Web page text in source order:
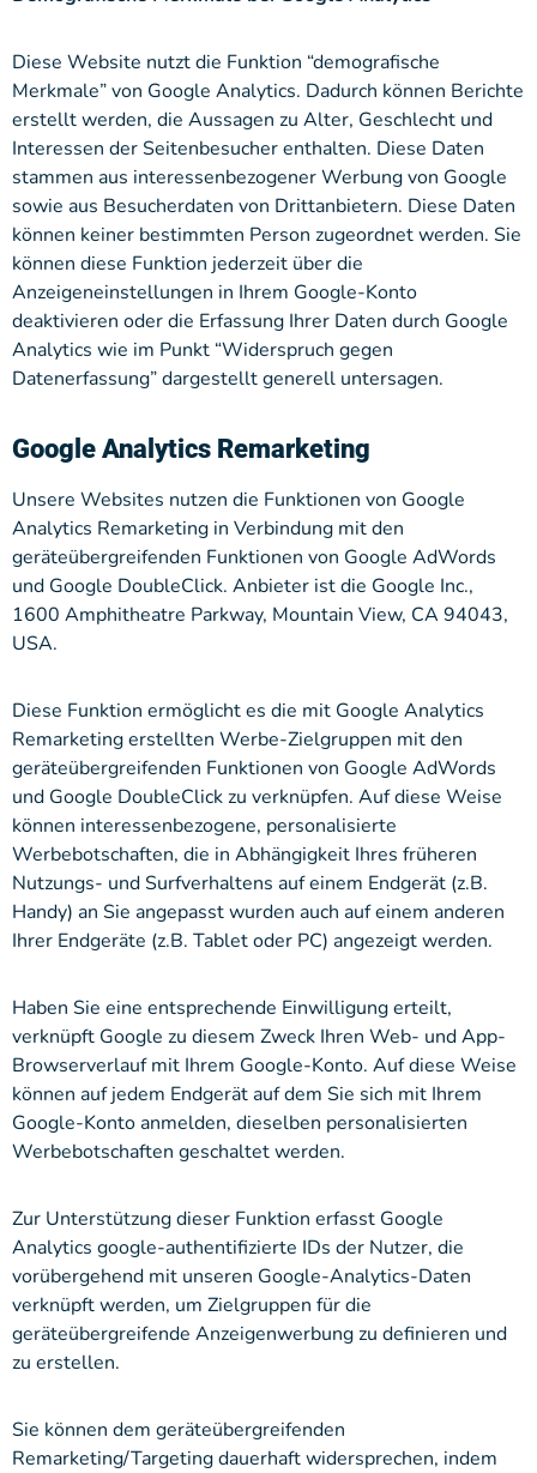
Diese Website nutzt die Funktion “demografische
Merkmale” von Google Analytics. Dadurch können Berichte
erstellt werden, die Aussagen zu Alter, Geschlecht und
Interessen der Seitenbesucher enthalten. Diese Daten
stammen aus interessenbezogener Werbung von Google
sowie aus Besucherdaten von Drittanbietern. Diese Daten
können keiner bestimmten Person zugeordnet werden. Sie
können diese Funktion jederzeit über die
Anzeigeneinstellungen in Ihrem Google-Konto
deaktivieren oder die Erfassung Ihrer Daten durch Google
Analytics wie im Punkt “Widerspruch gegen
Datenerfassung” dargestellt generell untersagen.
Google Analytics Remarketing
Unsere Websites nutzen die Funktionen von Google
Analytics Remarketing in Verbindung mit den
geräteübergreifenden Funktionen von Google AdWords
und Google DoubleClick. Anbieter ist die Google Inc.,
1600 Amphitheatre Parkway, Mountain View, CA 94043,
USA.
Diese Funktion ermöglicht es die mit Google Analytics
Remarketing erstellten Werbe-Zielgruppen mit den
geräteübergreifenden Funktionen von Google AdWords
und Google DoubleClick zu verknüpfen. Auf diese Weise
können interessenbezogene, personalisierte
Werbebotschaften, die in Abhängigkeit Ihres früheren
Nutzungs- und Surfverhaltens auf einem Endgerät (z.B.
Handy) an Sie angepasst wurden auch auf einem anderen
Ihrer Endgeräte (z.B. Tablet oder PC) angezeigt werden.
Haben Sie eine entsprechende Einwilligung erteilt,
verknüpft Google zu diesem Zweck Ihren Web- und App-
Browserverlauf mit Ihrem Google-Konto. Auf diese Weise
können auf jedem Endgerät auf dem Sie sich mit Ihrem
Google-Konto anmelden, dieselben personalisierten
Werbebotschaften geschaltet werden.
Zur Unterstützung dieser Funktion erfasst Google
Analytics google-authentifizierte IDs der Nutzer, die
vorübergehend mit unseren Google-Analytics-Daten
verknüpft werden, um Zielgruppen für die
geräteübergreifende Anzeigenwerbung zu definieren und
zu erstellen.
Sie können dem geräteübergreifenden
Remarketing/Targeting dauerhaft widersprechen, indem